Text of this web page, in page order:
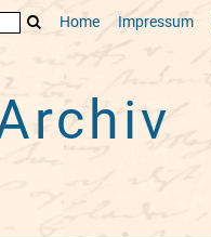
Home Impressum